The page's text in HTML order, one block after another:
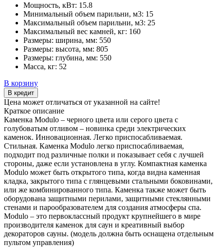
Мощность, кВт: 15.8
Минимальный объем парильни, м3: 15
Максимальный объем парильни, м3: 25
Максимальный вес камней, кг: 160
Размеры: ширина, мм: 550
Размеры: высота, мм: 805
Размеры: глубина, мм: 550
Масса, кг: 52
В корзину
В кредит
Цена может отличаться от указанной на сайте!
Краткое описание
Каменка Modulo – черного цвета или серого цвета с
голубоватым отливом – новинка среди электрических
каменок. Инновационная. Легко приспосабливаемая.
Стильная. Каменка Modulo легко приспосабливаемая,
подходит под различные полки и показывает себя с лучшей
стороны, даже если установлена в углу. Компактная каменка
Modulo может быть открытого типа, когда видна каменная
кладка, закрытого типа с глянцевыми стальными боковинами,
или же комбинированного типа. Каменка также может быть
оборудована защитными перилами, защитными стеклянными
стенами и парообразователем для создания атмосферы спа.
Modulo – это первоклассный продукт крупнейшего в мире
производителя каменок для саун и креативный выбор
декораторов сауны. (модель должна быть оснащена отдельным
пультом управления)